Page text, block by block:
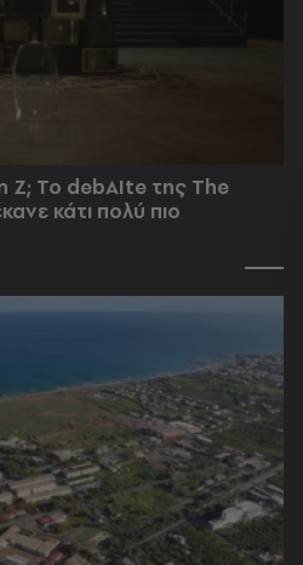
Z; Το debAIte της The
κάτι πολύ πιο